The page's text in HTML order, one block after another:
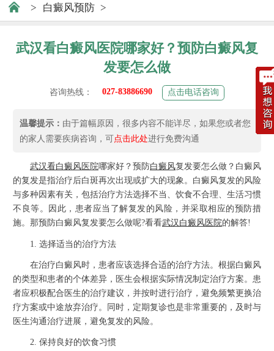
> 白癜风预防 >
武汉看白癜风医院哪家好？预防白癜风复
发要怎么做
咨询热线： 027-83886690 点击电话咨询
温馨提示： 由于篇幅原因，很多内容不能详尽，如果您或者您
的家人需要疾病咨询，可点击此处进行免费沟通
武汉看白癜风 医院哪家好？预防白癜风复发要怎么做？白癜风
的复发是指治疗后白斑再次出现或扩大的现象。白癜风复发的风险
与多种因素有关，包括治疗方法选择不当、饮食不合理、生活习惯
不良等。因此，患者应当了解复发的风险，并采取相应的预防措
施。那预防白癜风复发要怎么做呢?看看武汉白癜风医院的解答!
1. 选择适当的治疗方法
在治疗白癜风时，患者应该选择合适的治疗方法。根据白癜风
的类型和患者的个体差异，医生会根据实际情况制定治疗方案。患
者应积极配合医生的治疗建议，并按时进行治疗，避免频繁更换治
疗方案或中途放弃治疗。同时，定期复诊也是非常重要的，及时与
医生沟通治疗进展，避免复发的风险。
2. 保持良好的饮食习惯